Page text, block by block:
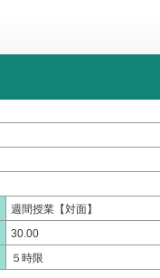
週間授業【対面】
30.00
５時限